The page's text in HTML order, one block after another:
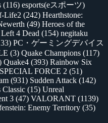
(116) esports(eスポーツ)
Life2 (242) Hearthstone:
(49) Heroes of the
Left 4 Dead (154) negitaku
PC・ゲーミングデバイス
(3) Quake Champions (117)
Quake4 (393) Rainbow Six
SPECIAL FORCE 2 (51)
(931) Sudden Attack (142)
Classic (15) Unreal
3 (47) VALORANT (1139)
Enemy Territory (35)